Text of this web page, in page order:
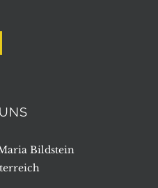
Bildstein